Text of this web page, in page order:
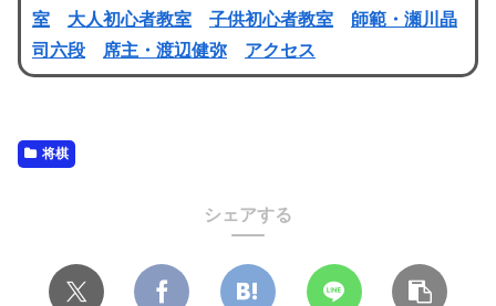
室
大人初心者教室 子供初心者教室
師範・瀬川晶
司六段
席主・渡辺健弥 アクセス
将棋
シェアする